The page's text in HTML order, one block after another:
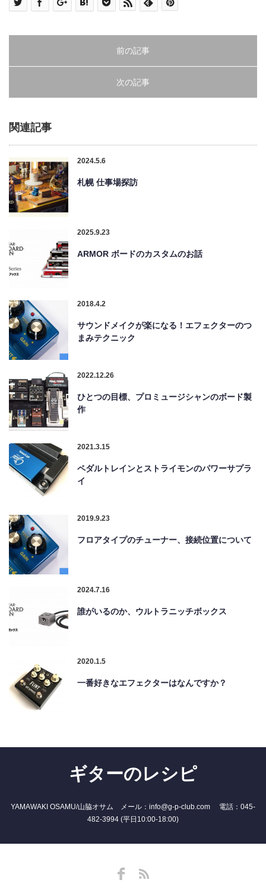
前の記事
次の記事
関連記事
2024.5.6
札幌 仕事場探訪
2025.9.23
ARMOR ボードのカスタムのお話
2018.4.2
サウンドメイクが楽になる！エフェクターのつ
まみテクニック
2022.12.26
ひとつの目標、プロミュージシャンのボード製
作
2021.3.15
ペダルトレインとストライモンのパワーサプラ
イ
2019.9.23
フロアタイプのチューナー、接続位置について
2024.7.16
誰がいるのか、ウルトラニッチボックス
2020.1.5
一番好きなエフェクターはなんですか？
ギターのレシピ
YAMAWAKI OSAMU/山脇オサム メール：info@g-p-club.com 電話：045-
482-3994 (平日10:00-18:00)